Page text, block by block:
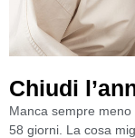
Chiudi
Manca sempre
58 giorni. La cosa